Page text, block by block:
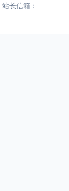
站长信箱：